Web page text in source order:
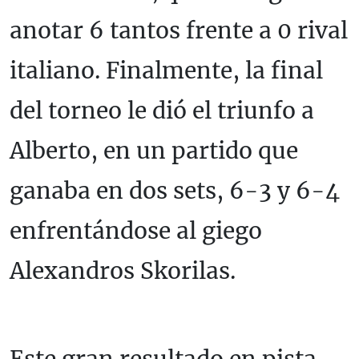
anotar 6 tantos frente a 0 rival
italiano. Finalmente, la final
del torneo le dió el triunfo a
Alberto, en un partido que
ganaba en dos sets, 6-3 y 6-4
enfrentándose al giego
Alexandros Skorilas.